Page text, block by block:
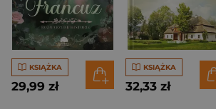
KSIĄŻKA
29,99 zł
KSIĄŻKA
32,33 zł